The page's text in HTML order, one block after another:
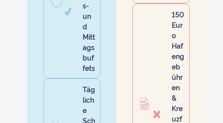
s-
un
d
Mitt
ags
buf
fets
Täg
lich
e
Sch
150
Eur
o
Haf
eng
eb
ühr
en
&
Kre
uzf